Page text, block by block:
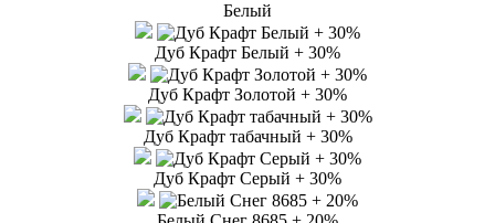
Белый
Дуб Крафт Белый + 30%
Дуб Крафт Золотой + 30%
Дуб Крафт табачный + 30%
Дуб Крафт Серый + 30%